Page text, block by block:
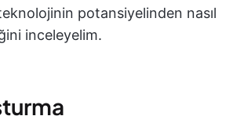
potansiyelinden nasıl
inceleyelim.